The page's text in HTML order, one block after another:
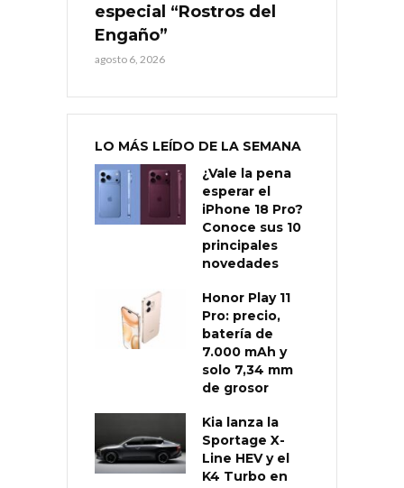
especial “Rostros del
Engaño”
agosto 6, 2026
LO MÁS LEÍDO DE LA SEMANA
¿Vale la pena
esperar el
iPhone 18 Pro?
Conoce sus 10
principales
novedades
Honor Play 11
Pro: precio,
batería de
7.000 mAh y
solo 7,34 mm
de grosor
Kia lanza la
Sportage X-
Line HEV y el
K4 Turbo en